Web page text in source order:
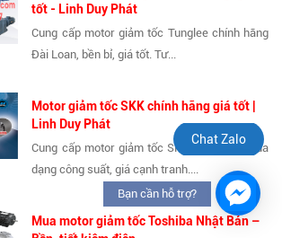
tốt - Linh Duy Phát
Cung cấp motor giảm tốc Tunglee chính hãng
Đài Loan, bền bỉ, giá tốt. Tư...
Motor giảm tốc SKK chính hãng giá tốt |
Linh Duy Phát
Cung cấp motor giảm tốc SKK chính hãng, đa
dạng công suất, giá cạnh tranh....
Mua motor giảm tốc Toshiba Nhật Bản –
Chat Zalo
Bạn cần hỗ trợ?